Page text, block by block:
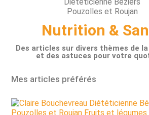
Nutrition &
Des articles sur divers thèmes de
et des astuces pour votre
Mes articles préférés